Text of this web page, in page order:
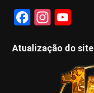
F
c
In
a
Y
u
T
u
Atualização do site